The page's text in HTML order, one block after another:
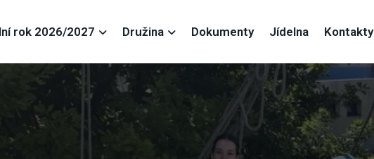
rok 2026/2027 Družina Dokumenty Jídelna Kontakty